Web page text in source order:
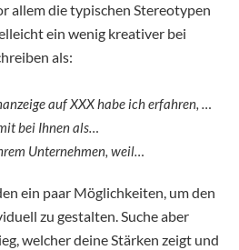
allem die typischen Stereotypen
ein wenig kreativer bei
als:
auf XXX habe ich erfahren, …
bei Ihnen als…
Unternehmen, weil…
ein paar Möglichkeiten, um den
zu gestalten. Suche aber
welcher deine Stärken zeigt und